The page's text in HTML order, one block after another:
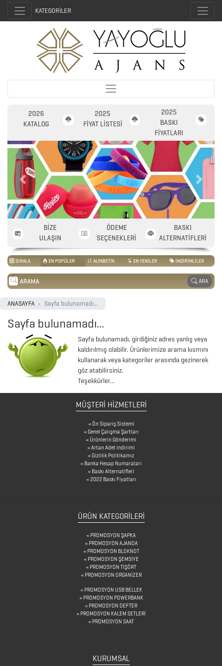
2026
PROMOSYON
AJANDA
PROMOSYON
TAKVİM
ANAHTARLIK
ARABA
AKSESUARLARI
AYNALAR
BARDAK
KATEGORİLER
2026
KATALOG
2025
FİYAT LİSTESİ
2025
BASKI
FİYATLARI
Previous Next
BİZE
ULAŞIN
ÖDEME
SEÇENEKLERİ
BASKI
ALTERNATİFLERİ
SIRALA EN POPÜLER ALFABETİK EN YENİLER İNDİRİMLİLER
ARA
ANASAYFA Sayfa bulunamadı...
Sayfa bulunamadı...
Sayfa bulunamadı, girdiğiniz adres yanlış veya
kaldırılmış olabilir. Ürünlerimize arama kısmını
kullanarak veya kategoriler arasında gezinerek
göz atabilirsiniz.
Teşekkürler...
MÜŞTERİ HİZMETLERİ
Ön Sipariş Sistemi
Genel Çalışma Şartları
Ürünlerin Gönderimi
Artan Adet indirimi
Gizlilik Politikamız
Banka Hesap Numaraları
Baskı Alternatifleri
2022 Baskı Fiyatları
ÜRÜN KATEGORILERI
PROMOSYON ŞAPKA
PROMOSYON AJANDA
PROMOSYON BLOKNOT
PROMOSYON ŞEMSİYE
PROMOSYON TİŞÖRT
PROMOSYON ORGANİZER
PROMOSYON USB BELLEK
PROMOSYON POWERBANK
PROMOSYON DEFTER
PROMOSYON KALEM SETLERİ
PROMOSYON SAAT
KURUMSAL